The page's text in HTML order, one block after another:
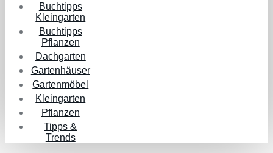
Buchtipps
Kleingarten
Buchtipps
Pflanzen
Dachgarten
Gartenhäuser
Gartenmöbel
Kleingarten
Pflanzen
Tipps &
Trends